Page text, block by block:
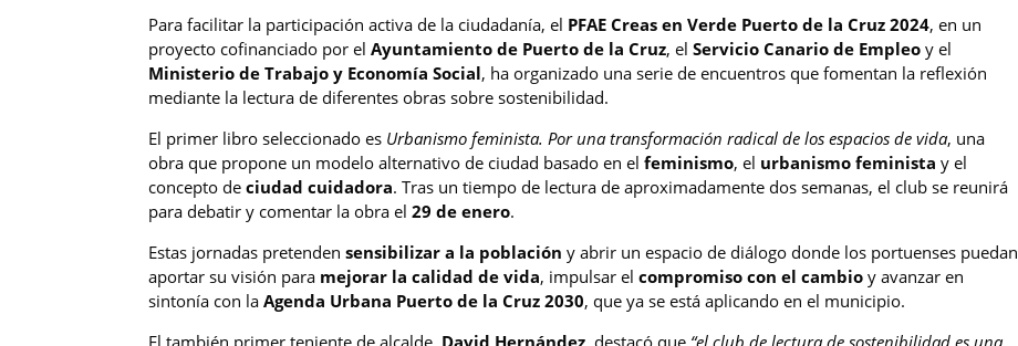
Para facilitar la participación activa de la ciudadanía, el PFAE Creas en Verde Puerto de la Cruz 2024, en un
proyecto cofinanciado por elAyuntamiento de Puerto de la Cruz, elServicio Canario de Empleo y el
Ministerio de Trabajo y Economía Social, ha organizado una serie de encuentros que fomentan la reflexión
mediante la lectura de diferentes obras sobre sostenibilidad.
El primer libro seleccionado es Urbanismo feminista. Por una transformación radical de los espacios de vida, una
obra que propone un modelo alternativo de ciudad basado en elfeminismo, el urbanismo feminista y el
concepto deciudad cuidadora. Tras un tiempo de lectura de aproximadamente dos semanas, el club se reunirá
para debatir y comentar la obra el29 de enero.
Estas jornadas pretendensensibilizar a la población y abrir un espacio de diálogo donde los portuenses puedan
aportar su visión para mejorar la calidad de vida, impulsar elcompromiso con el cambio y avanzar en
sintonía con laAgenda Urbana Puerto de la Cruz 2030, que ya se está aplicando en el municipio.
El también primer teniente de alcalde, David Hernández, destacó que “el club de lectura de sostenibilidad es una